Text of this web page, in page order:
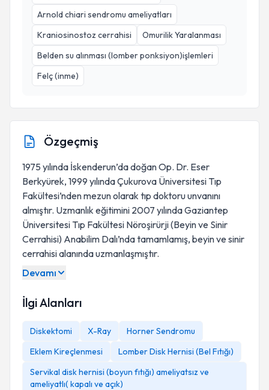
Arnold chiari sendromu ameliyatları
Kraniosinostoz cerrahisi
Omurilik Yaralanması
Belden su alınması (lomber ponksiyon)işlemleri
Felç (inme)
Özgeçmiş
1975 yılında İskenderun’da doğan Op. Dr. Eser
Berkyürek, 1999 yılında Çukurova Üniversitesi Tıp
Fakültesi’nden mezun olarak tıp doktoru unvanını
almıştır. Uzmanlık eğitimini 2007 yılında Gaziantep
Üniversitesi Tıp Fakültesi Nöroşirürji (Beyin ve Sinir
Cerrahisi) Anabilim Dalı’nda tamamlamış, beyin ve sinir
cerrahisi alanında uzmanlaşmıştır.
Devamı
İlgi Alanları
Diskektomi X-Ray
Horner Sendromu
Eklem Kireçlenmesi
Lomber Disk Hernisi (Bel Fıtığı)
Servikal disk hernisi (boyun fıtığı) ameliyatsız ve
ameliyatlı( kapalı ve açık)